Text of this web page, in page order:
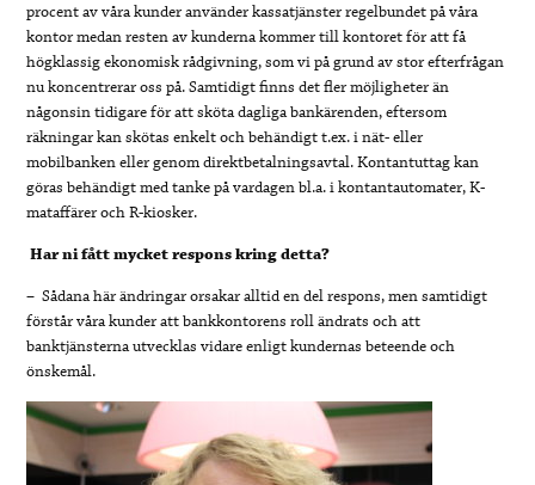
procent av våra kunder använder kassatjänster regelbundet på våra
kontor medan resten av kunderna kommer till kontoret för att få
högklassig ekonomisk rådgivning, som vi på grund av stor efterfrågan
nu koncentrerar oss på. Samtidigt finns det fler möjligheter än
någonsin tidigare för att sköta dagliga bankärenden, eftersom
räkningar kan skötas enkelt och behändigt t.ex. i nät- eller
mobilbanken eller genom direktbetalningsavtal. Kontantuttag kan
göras behändigt med tanke på vardagen bl.a. i kontantautomater, K-
mataffärer och R-kiosker.
Har ni fått mycket respons kring detta?
–Sådana här ändringar orsakar alltid en del respons, men samtidigt
förstår våra kunder att bankkontorens roll ändrats och att
banktjänsterna utvecklas vidare enligt kundernas beteende och
önskemål.